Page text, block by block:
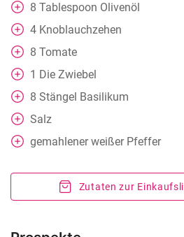
8 Tablespoon Olivenöl
4 Knoblauchzehen
8 Tomate
1 Die Zwiebel
8 Stängel Basilikum
Salz
gemahlener weißer Pfeffer
Zutaten zur